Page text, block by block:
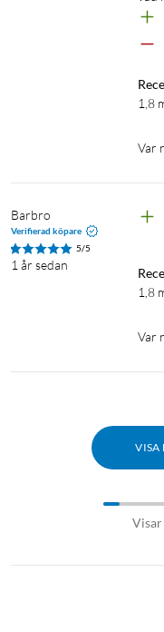
1,8
Var
Barbro
Verifierad köpare
5/5
1 år sedan
1,8
Var
VISA
Visar